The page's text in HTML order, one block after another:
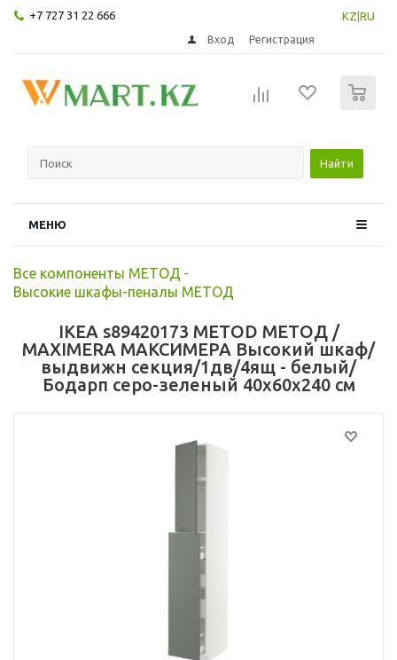
+7 727 31 22 666 KZ RU
Вход Регистрация
Найти
МЕНЮ
Все компоненты МЕТОД -
Высокие шкафы-пеналы МЕТОД
IKEA s89420173 METOD МЕТОД /
MAXIMERA МАКСИМЕРА Высокий шкаф/
выдвижн секция/1дв/4ящ - белый/
Бодарп серо-зеленый 40x60x240 см